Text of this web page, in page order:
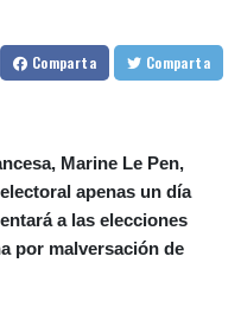
Comparta Comparta
Marine Le Pen,
apenas un día
a las elecciones
por malversación de